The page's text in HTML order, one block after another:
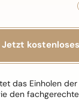
das Einholen
den